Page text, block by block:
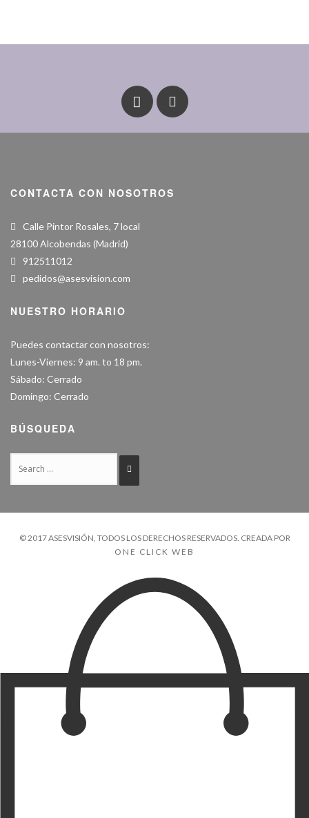
CONTACTA CON NOSOTROS
Calle Pintor Rosales, 7 local
28100 Alcobendas (Madrid)
912511012
pedidos@asesvision.com
NUESTRO HORARIO
Puedes contactar con nosotros:
Lunes-Viernes: 9 am. to 18 pm.
Sábado: Cerrado
Domingo: Cerrado
BÚSQUEDA
© 2017 ASESVISIÓN, TODOS LOS DERECHOS RESERVADOS. CREADA POR
ONE CLICK WEB